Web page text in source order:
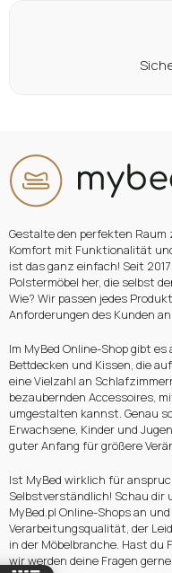
Gestalte den perfekten
Komfort mit Funktionalität
ist das ganz einfach! Seit
Polstermöbel her, die selbst
Wie? Wir passen jedes
Anforderungen des Kunden
Im MyBed Online-Shop gibt
Bettdecken und Kissen, die
eine Vielzahl an
bezaubernden Accessoires,
umgestalten kannst. Genau
Erwachsene, Kinder und
guter Anfang für größere
Ist MyBed wirklich für
Selbstverständlich! Schau dir
MyBed.pl Online-Shops an
Verarbeitungsqualität, der
in der Möbelbranche. Hast
wir werden deine Fragen